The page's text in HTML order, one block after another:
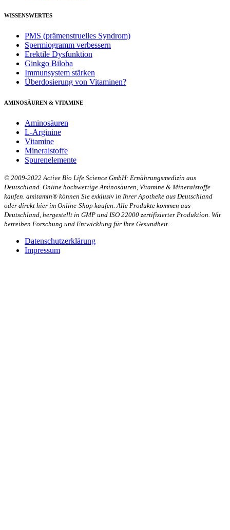
WISSENSWERTES
PMS (prämenstruelles Syndrom)
Spermiogramm verbessern
Erektile Dysfunktion
Ginkgo Biloba
Immunsystem stärken
Überdosierung von Vitaminen?
AMINOSÄUREN & VITAMINE
Aminosäuren
L-Arginine
Vitamine
Mineralstoffe
Spurenelemente
© 2009-2022 Active Bio Life Science GmbH: Ernährungsmedizin aus
Deutschland. Online hochwertige Aminosäuren, Vitamine & Mineralstoffe
kaufen. amitamin® können Sie exklusiv in Ihrer Apotheke aus Deutschland
oder direkt hier im Online-Shop kaufen. Alle Produkte kommen aus
Deutschland, hergestellt in GMP und ISO 22000 zertifizierter Produktion. Wir
betreiben Forschung und Entwicklung für Ihre Gesundheit.
Datenschutzerklärung
Impressum